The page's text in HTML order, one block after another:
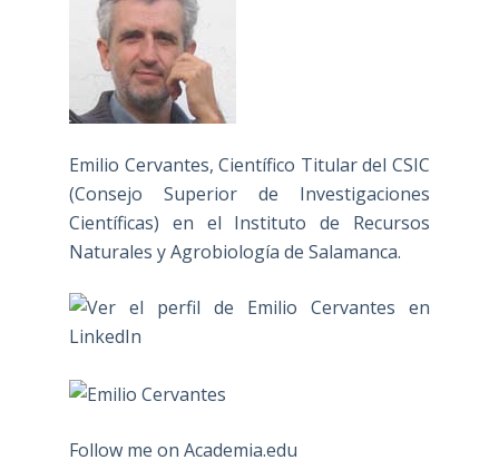
Emilio Cervantes, Científico Titular del CSIC
(Consejo Superior de Investigaciones
Científicas) en el Instituto de Recursos
Naturales y Agrobiología de Salamanca.
Follow me on Academia.edu